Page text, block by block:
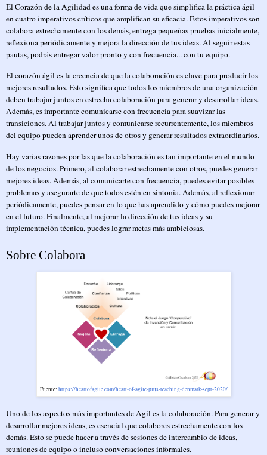
El Corazón de la Agilidad es una forma de vida que simplifica la práctica ágil
en cuatro imperativos críticos que amplifican su eficacia. Estos imperativos son
colabora estrechamente con los demás, entrega pequeñas pruebas inicialmente,
reflexiona periódicamente y mejora la dirección de tus ideas. Al seguir estas
pautas, podrás entregar valor pronto y con frecuencia... con tu equipo.
El corazón ágil es la creencia de que la colaboración es clave para producir los
mejores resultados. Esto significa que todos los miembros de una organización
deben trabajar juntos en estrecha colaboración para generar y desarrollar ideas.
Además, es importante comunicarse con frecuencia para suavizar las
transiciones. Al trabajar juntos y comunicarse recurrentemente, los miembros
del equipo pueden aprender unos de otros y generar resultados extraordinarios.
Hay varias razones por las que la colaboración es tan importante en el mundo
de los negocios. Primero, al colaborar estrechamente con otros, puedes generar
mejores ideas. Además, al comunicarte con frecuencia, puedes evitar posibles
problemas y asegurarte de que todos estén en sintonía. Además, al reflexionar
periódicamente, puedes pensar en lo que has aprendido y cómo puedes mejorar
en el futuro. Finalmente, al mejorar la dirección de tus ideas y su
implementación técnica, puedes lograr metas más ambiciosas.
Sobre Colabora
Fuente: https://heartofagile.com/heart-of-agile-plus-teaching-denmark-sept-2020/
Uno de los aspectos más importantes de Ágil es la colaboración. Para generar y
desarrollar mejores ideas, es esencial que colabores estrechamente con los
demás. Esto se puede hacer a través de sesiones de intercambio de ideas,
reuniones de equipo o incluso conversaciones informales.